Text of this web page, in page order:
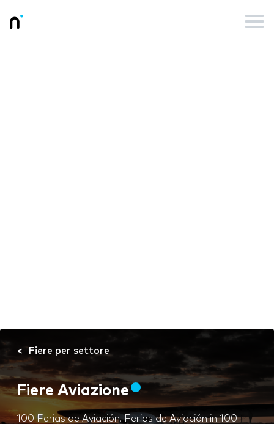
Fiere per settore
Fiere Aviazione
100 Ferias de Aviación. Ferias de Aviación in 100